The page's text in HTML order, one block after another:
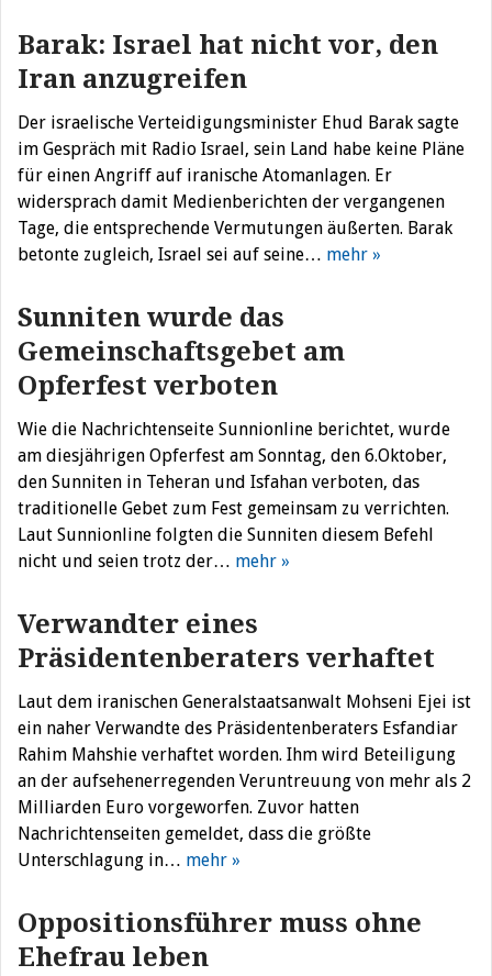
Barak: Israel hat nicht vor, den
Iran anzugreifen
Der israelische Verteidigungsminister Ehud Barak sagte
im Gespräch mit Radio Israel, sein Land habe keine Pläne
für einen Angriff auf iranische Atomanlagen. Er
widersprach damit Medienberichten der vergangenen
Tage, die entsprechende Vermutungen äußerten. Barak
betonte zugleich, Israel sei auf seine… mehr »
Sunniten wurde das
Gemeinschaftsgebet am
Opferfest verboten
Wie die Nachrichtenseite Sunnionline berichtet, wurde
am diesjährigen Opferfest am Sonntag, den 6.Oktober,
den Sunniten in Teheran und Isfahan verboten, das
traditionelle Gebet zum Fest gemeinsam zu verrichten.
Laut Sunnionline folgten die Sunniten diesem Befehl
nicht und seien trotz der… mehr »
Verwandter eines
Präsidentenberaters verhaftet
Laut dem iranischen Generalstaatsanwalt Mohseni Ejei ist
ein naher Verwandte des Präsidentenberaters Esfandiar
Rahim Mahshie verhaftet worden. Ihm wird Beteiligung
an der aufsehenerregenden Veruntreuung von mehr als 2
Milliarden Euro vorgeworfen. Zuvor hatten
Nachrichtenseiten gemeldet, dass die größte
Unterschlagung in… mehr »
Oppositionsführer muss ohne
Ehefrau leben